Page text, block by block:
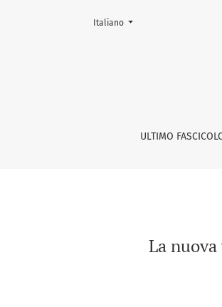
La nuova visione
ULTIMO
Cambia la lingua. La lingua
Italiano
La